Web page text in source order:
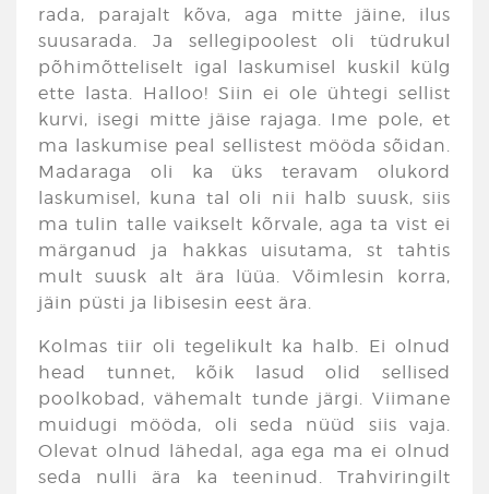
rada, parajalt kõva, aga mitte jäine, ilus
suusarada. Ja sellegipoolest oli tüdrukul
põhimõtteliselt igal laskumisel kuskil külg
ette lasta. Halloo! Siin ei ole ühtegi sellist
kurvi, isegi mitte jäise rajaga. Ime pole, et
ma laskumise peal sellistest mööda sõidan.
Madaraga oli ka üks teravam olukord
laskumisel, kuna tal oli nii halb suusk, siis
ma tulin talle vaikselt kõrvale, aga ta vist ei
märganud ja hakkas uisutama, st tahtis
mult suusk alt ära lüüa. Võimlesin korra,
jäin püsti ja libisesin eest ära.
Kolmas tiir oli tegelikult ka halb. Ei olnud
head tunnet, kõik lasud olid sellised
poolkobad, vähemalt tunde järgi. Viimane
muidugi mööda, oli seda nüüd siis vaja.
Olevat olnud lähedal, aga ega ma ei olnud
seda nulli ära ka teeninud. Trahviringilt